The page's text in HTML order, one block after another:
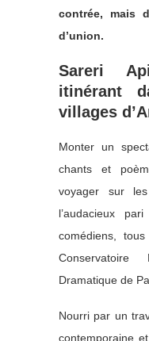
contrée, mais
d’union.
Sareri
itinérant
villages
Monter un
chants et
voyager sur
l’audacieux
comédiens,
Conservatoire
Dramatique de
Nourri par un
contemporaine